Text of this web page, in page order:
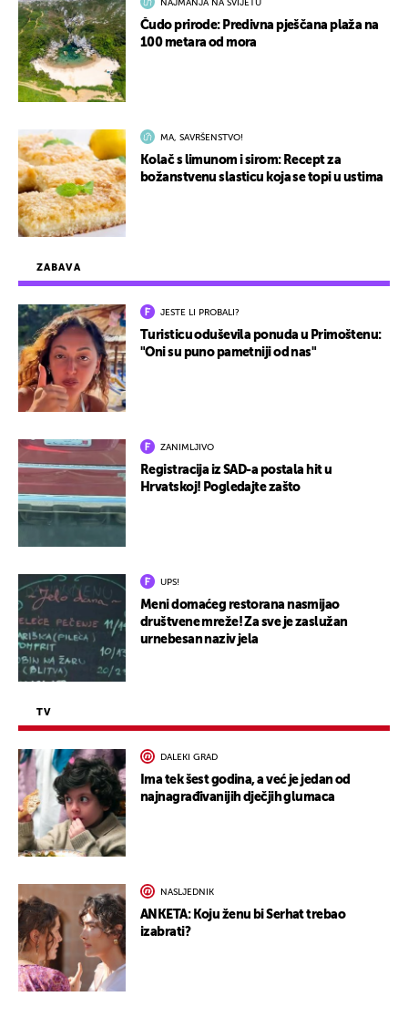
ZABAVA
JESTE LI PROBALI?
Turisticu oduševila ponuda u Primoštenu:
"Oni su puno pametniji od nas"
ZANIMLJIVO
Registracija iz SAD-a postala hit u
Hrvatskoj! Pogledajte zašto
UPS!
Meni domaćeg restorana nasmijao
društvene mreže! Za sve je zaslužan
urnebesan naziv jela
TV
DALEKI GRAD
Ima tek šest godina, a već je jedan od
najnagrađivanijih dječjih glumaca
NASLJEDNIK
ANKETA: Koju ženu bi Serhat trebao
izabrati?
NAJMANJA NA SVIJETU
Čudo prirode: Predivna pješčana plaža na
100 metara od mora
MA, SAVRŠENSTVO!
Kolač s limunom i sirom: Recept za
božanstvenu slasticu koja se topi u ustima